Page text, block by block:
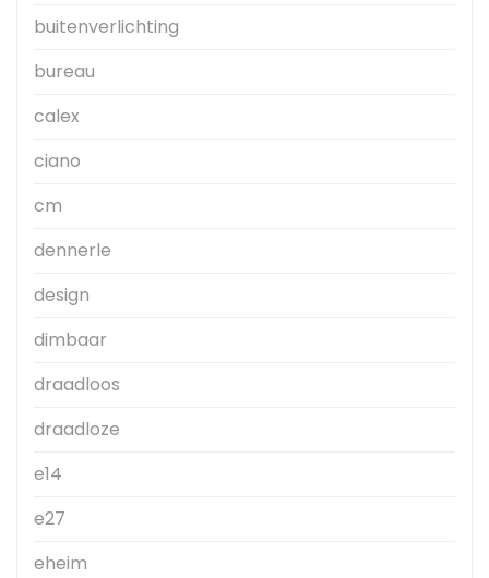
buitenverlichting
bureau
calex
ciano
cm
dennerle
design
dimbaar
draadloos
draadloze
e14
e27
eheim